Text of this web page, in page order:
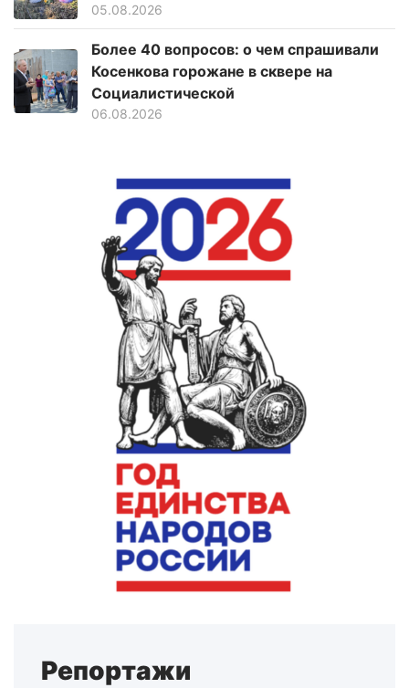
05.08.2026
Более 40 вопросов: о чем спрашивали
Косенкова горожане в сквере на
Социалистической
06.08.2026
Репортажи